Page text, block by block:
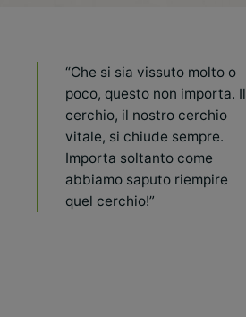
“Che si sia vissuto molto o
poco, questo non importa. Il
cerchio, il nostro cerchio
vitale, si chiude sempre.
Importa soltanto come
abbiamo saputo riempire
quel cerchio!”